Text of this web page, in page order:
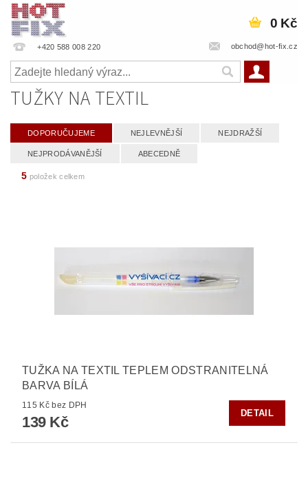
+420 588 008 220 obchod@hot-fix.cz
0 Kč
TUŽKY NA TEXTIL
DOPORUČUJEME NEJLEVNĚJŠÍ NEJDRAŽŠÍ
NEJPRODÁVANĚJŠÍ ABECEDNĚ
5 položek celkem
TUŽKA NA TEXTIL TEPLEM ODSTRANITELNÁ
BARVA BÍLÁ
115 Kč bez DPH
139 Kč
DETAIL